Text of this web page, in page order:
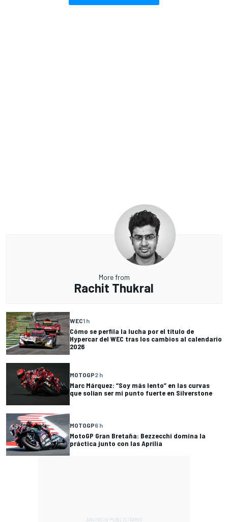
More from
Rachit Thukral
WEC1 h
Cómo se perfila la lucha por el título de
Hypercar del WEC tras los cambios al calendario
2026
MOTOGP2 h
Marc Márquez: “Soy más lento” en las curvas
que solían ser mi punto fuerte en Silverstone
MOTOGP6 h
MotoGP Gran Bretaña: Bezzecchi domina la
práctica junto con las Aprilia